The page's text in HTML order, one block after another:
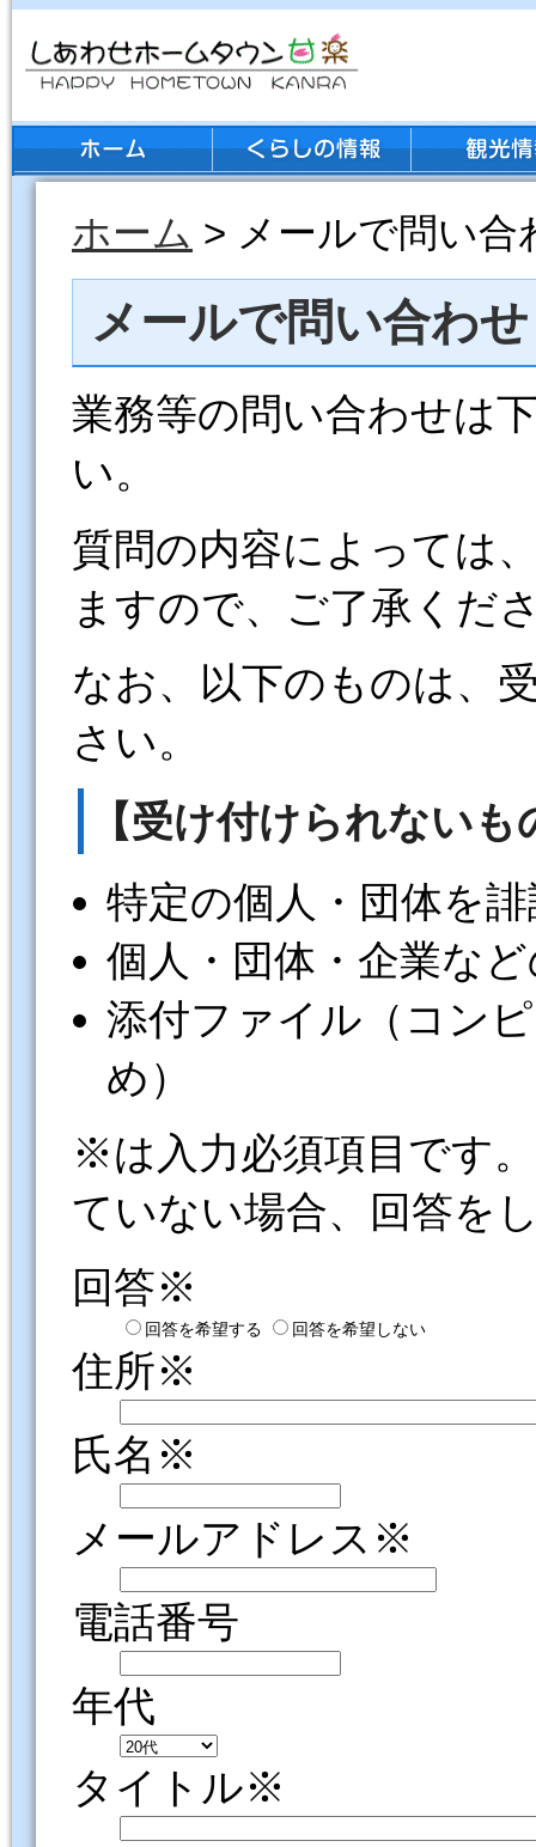
ホーム > メールで問い合
メールで問い合わせ
業務等の問い合わせは
い。
質問の内容によっては
ますので、ご了承くだ
なお、以下のものは、
さい。
【受け付けられないも
特定の個人・団体を
個人・団体・企業な
添付ファイル（コン
め）
※は入力必須項目です
ていない場合、回答を
回答※
回答を希望する 回答を希望しない
住所※
氏名※
メールアドレス※
電話番号
年代
タイトル※